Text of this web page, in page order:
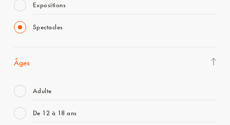
Expositions
Spectacles
Âges
Adulte
De 12 à 18 ans